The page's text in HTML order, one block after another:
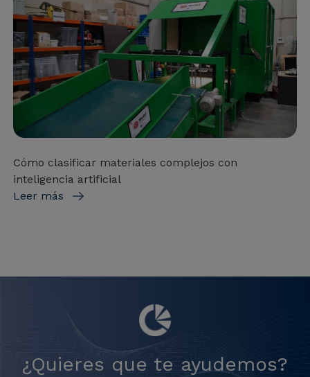
Cómo clasificar materiales complejos con
inteligencia artificial
Leer más
¿Quieres que te ayudemos?